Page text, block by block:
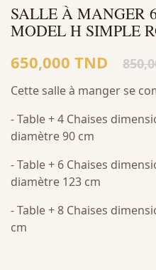
SALLE À MANGER
MODEL H SIMPLE
650,000 TND
Cette salle à manger se
- Table + 4 Chaises
diamètre 90 cm
- Table + 6 Chaises
diamètre 123 cm
- Table + 8 Chaises
cm